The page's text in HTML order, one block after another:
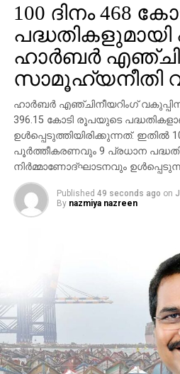
100 ദിനം 468
ഹാര്‍ബര്‍
സാമൂഹ്യനീതി
ഹാര്‍ബര്‍ എഞ്ചിനീയറിംഗ്
396.15 കോടി രൂപയുടെ
ഉള്‍പ്പെടുത്തിയിരിക്കുന്നത്. ഇതില്‍
പൂര്‍ത്തീകരണവും 9 പ്രധാന
നിര്‍മ്മാണോദ്ഘാടനവും
Published 49 seconds ago on
By nazmiya nazreen